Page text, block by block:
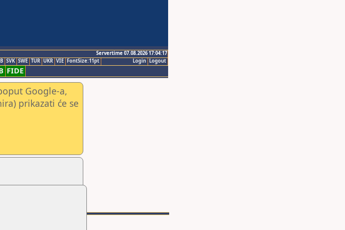
Servertime 07.08.2026 17:04:17
Logout
Login
SVK SWE TUR UKR VIE FontSize:11pt
FIDE
Google-a,
prikazati će se